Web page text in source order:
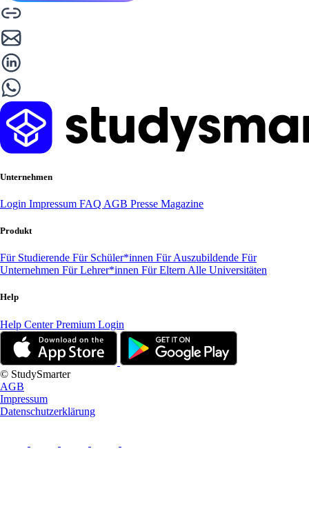
Unternehmen
Login Impressum FAQ AGB Presse Magazine
Produkt
Für Studierende Für Schüler*innen Für Auszubildende Für
Unternehmen Für Lehrer*innen Für Eltern Alle Universitäten
Help
Help CenterPremium Login
© StudySmarter
AGB
Impressum
Datenschutzerklärung